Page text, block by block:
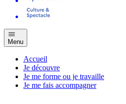
Menu
Accueil
Je découvre
Je me forme ou je travaille
Je me fais accompagner